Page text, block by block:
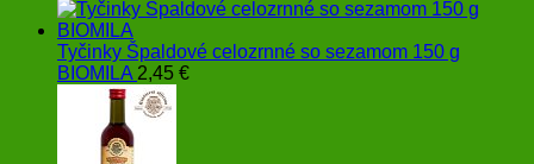
Tyčinky Špaldové celozrnné so sezamom 150 g
BIOMILA 2,45 €